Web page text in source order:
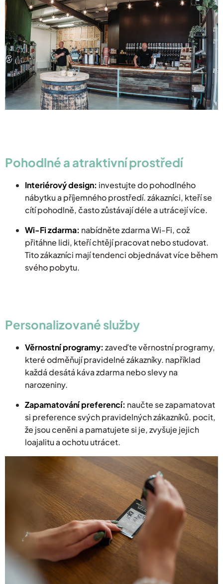
Pohodlné a atraktivní prostředí
Interiérový design: investujte do pohodlného
nábytku a příjemného prostředí. zákazníci, kteří se
cítí pohodlně, často zůstávají déle a utrácejí více.
Wi-Fi zdarma: nabídněte zdarma Wi-Fi, což
přitáhne lidi, kteří chtějí pracovat nebo studovat.
Tito zákazníci mají tendenci objednávat více během
svého pobytu.
Personalizované služby
Věrnostní programy: zaveďte věrnostní programy,
které odměňují pravidelné zákazníky. například
každá desátá káva zdarma nebo slevy na
narozeniny.
Zapamatování preferencí: naučte se zapamatovat
si preference svých pravidelných zákazníků. pocit,
že jsou ceněni a pamatujete si je, zvyšuje jejich
loajalitu a ochotu utrácet.